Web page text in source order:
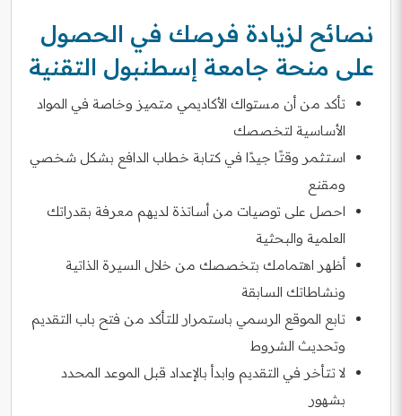
نصائح لزيادة فرصك في الحصول
على منحة جامعة إسطنبول التقنية
تأكد من أن مستواك الأكاديمي متميز وخاصة في المواد
الأساسية لتخصصك
استثمر وقتًا جيدًا في كتابة خطاب الدافع بشكل شخصي
ومقنع
احصل على توصيات من أساتذة لديهم معرفة بقدراتك
العلمية والبحثية
أظهر اهتمامك بتخصصك من خلال السيرة الذاتية
ونشاطاتك السابقة
تابع الموقع الرسمي باستمرار للتأكد من فتح باب التقديم
وتحديث الشروط
لا تتأخر في التقديم وابدأ بالإعداد قبل الموعد المحدد
بشهور